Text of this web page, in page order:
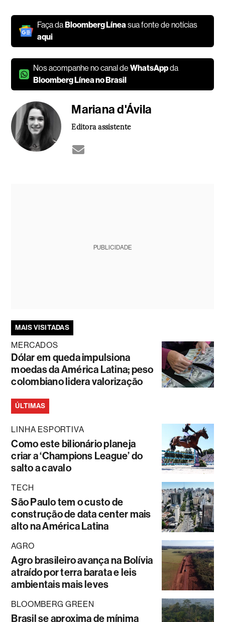
Faça daBloomberg Línea sua fonte de notícias
aqui
Nos acompanhe no canal deWhatsAppda
Bloomberg Línea no Brasil
Mariana d'Ávila
Editora assistente
PUBLICIDADE
MAIS VISITADAS
MERCADOS
Dólar em queda impulsiona
moedas da América Latina; peso
colombiano lidera valorização
ÚLTIMAS
LINHA ESPORTIVA
Como este bilionário planeja
criar a ‘Champions League’ do
salto a cavalo
TECH
São Paulo tem o custo de
construção de data center mais
alto na América Latina
AGRO
Agro brasileiro avança na Bolívia
atraído por terra barata e leis
ambientais mais leves
BLOOMBERG GREEN
Brasil se aproxima de mínima